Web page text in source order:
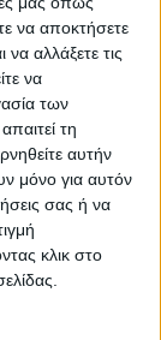
να αποκτήσετε
αλλάξετε τις
να
των
τη
αυτήν
μόνο για αυτόν
σας ή να
κλικ στο
ΕΠΟΜΕΝΟ ΑΡΘΡΟ
οι κόποι της
τελευταίο ματς
Παλαμά